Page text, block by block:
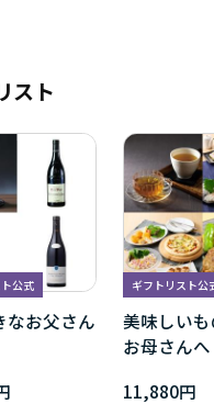
スト
公式
なお父さん
ギフトリスト公
美味しい
お母さんへ
11,880円